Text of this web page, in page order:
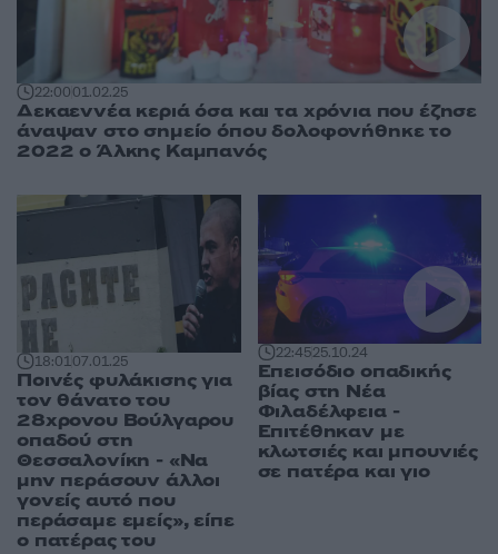
22:0001.02.25
Δεκαεννέα κεριά όσα και τα χρόνια που έζησε
άναψαν στο σημείο όπου δολοφονήθηκε το
2022 ο Άλκης Καμπανός
18:0107.01.25
Ποινές φυλάκισης για
τον θάνατο του
28χρονου Βούλγαρου
οπαδού στη
Θεσσαλονίκη - «Να
μην περάσουν άλλοι
γονείς αυτό που
περάσαμε εμείς», είπε
ο πατέρας του
22:4525.10.24
Eπεισόδιο οπαδικής
βίας στη Νέα
Φιλαδέλφεια -
Επιτέθηκαν με
κλωτσιές και μπουνιές
σε πατέρα και γιο